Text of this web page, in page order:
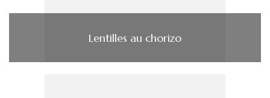
Lentilles au chorizo